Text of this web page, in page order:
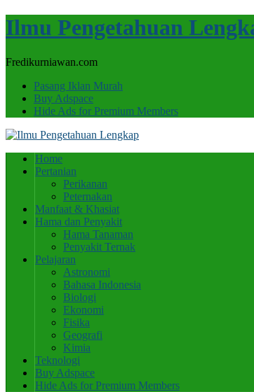
Ilmu Pengetahuan
Fredikurniawan.com
Pasang Iklan Murah
Buy Adspace
Hide Ads for Premium Members
Home
Pertanian
Perikanan
Peternakan
Manfaat & Khasiat
Hama dan Penyakit
Hama Tanaman
Penyakit Ternak
Pelajaran
Astronomi
Bahasa Indonesia
Biologi
Ekonomi
Fisika
Geografi
Kimia
Teknologi
Buy Adspace
Hide Ads for Premium Members